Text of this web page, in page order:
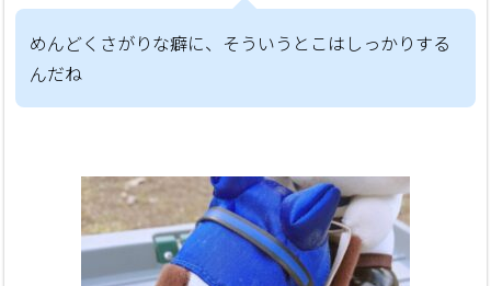
めんどくさがりな癖に、そういうとこはしっかりする
んだね